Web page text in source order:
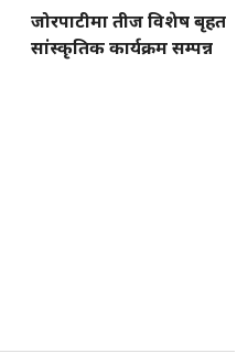
जोरपाटीमा तीज विशेष बृहत
सांस्कृतिक कार्यक्रम सम्पन्न